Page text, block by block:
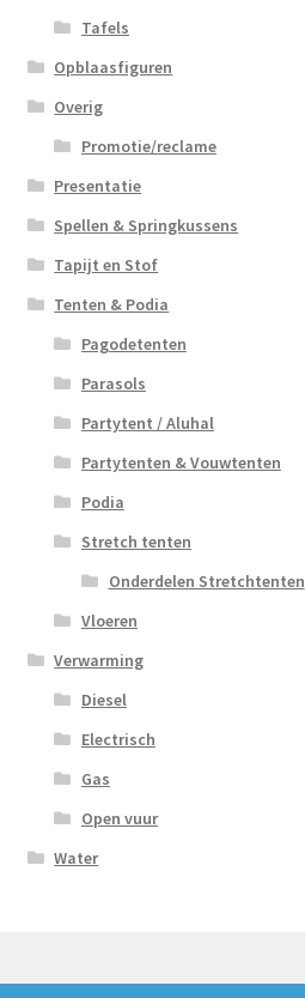
Tafels
Opblaasfiguren
Overig
Promotie/reclame
Presentatie
Spellen & Springkussens
Tapijt en Stof
Tenten & Podia
Pagodetenten
Parasols
Partytent / Aluhal
Partytenten & Vouwtenten
Podia
Stretch tenten
Onderdelen Stretchtenten
Vloeren
Verwarming
Diesel
Electrisch
Gas
Open vuur
Water